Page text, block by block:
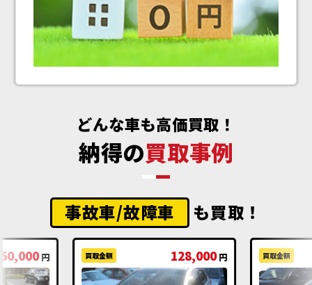
どんな車も高価買取！
納得の買取事例
事故車/故障車 も買取！
50,000 円 買取金額 128,000 円 買取金額